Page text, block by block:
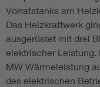
Vorratstanks am
Das Heizkraftwerk
ausgerüstet mit drei
elektrischer Leistung.
MW Wärmeleistung
des elektrischen